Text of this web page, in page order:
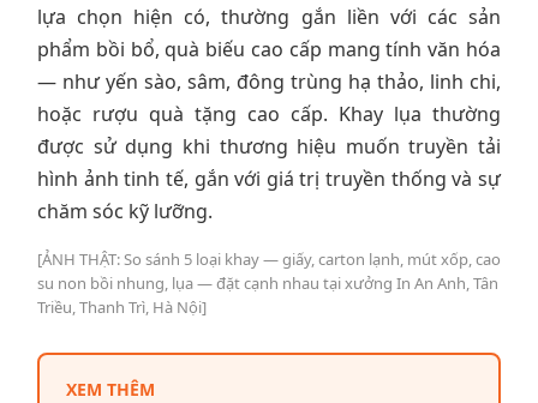
lựa chọn hiện có, thường gắn liền với các sản
phẩm bồi bổ, quà biếu cao cấp mang tính văn hóa
— như yến sào, sâm, đông trùng hạ thảo, linh chi,
hoặc rượu quà tặng cao cấp. Khay lụa thường
được sử dụng khi thương hiệu muốn truyền tải
hình ảnh tinh tế, gắn với giá trị truyền thống và sự
chăm sóc kỹ lưỡng.
[ẢNH THẬT: So sánh 5 loại khay — giấy, carton lạnh, mút xốp, cao
su non bồi nhung, lụa — đặt cạnh nhau tại xưởng In An Anh, Tân
Triều, Thanh Trì, Hà Nội]
XEM THÊM